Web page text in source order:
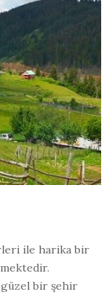
ile harika bir
güzel bir şehir